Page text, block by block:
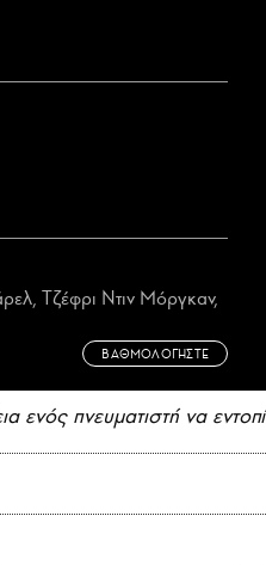
Τζέφρι Ντιν Μόργκαν,
ΒΑΘΜΟΛΟΓΗΣΤΕ
ενός πνευματιστή να